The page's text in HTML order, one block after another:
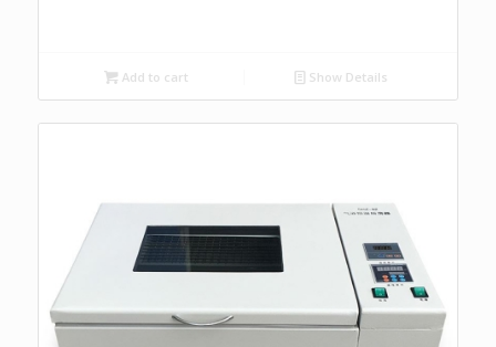
Add to cart Show Details